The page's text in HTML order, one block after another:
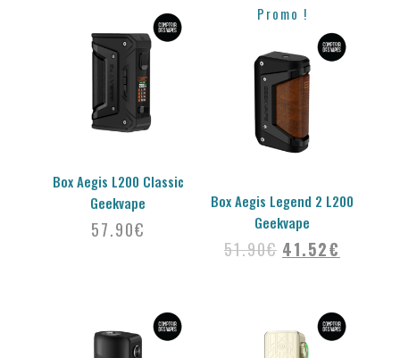
Box Aegis L200 Classic
Geekvape
57.90€
Promo !
Box Aegis Legend 2 L200
Geekvape
51.90€ 41.52€